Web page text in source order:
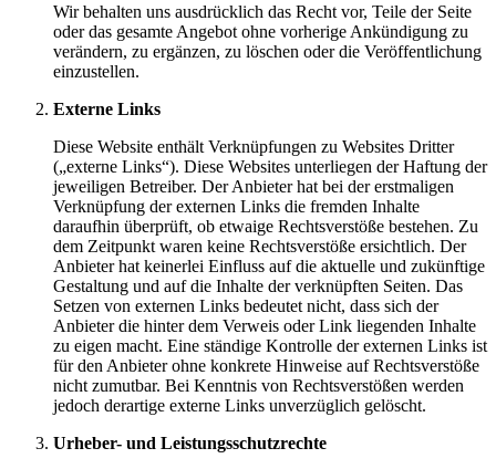
Wir behalten uns ausdrücklich das Recht vor, Teile der Seite
oder das gesamte Angebot ohne vorherige Ankündigung zu
verändern, zu ergänzen, zu löschen oder die Veröffentlichung
einzustellen.
Externe Links
Diese Website enthält Verknüpfungen zu Websites Dritter
(„externe Links“). Diese Websites unterliegen der Haftung der
jeweiligen Betreiber. Der Anbieter hat bei der erstmaligen
Verknüpfung der externen Links die fremden Inhalte
daraufhin überprüft, ob etwaige Rechtsverstöße bestehen. Zu
dem Zeitpunkt waren keine Rechtsverstöße ersichtlich. Der
Anbieter hat keinerlei Einfluss auf die aktuelle und zukünftige
Gestaltung und auf die Inhalte der verknüpften Seiten. Das
Setzen von externen Links bedeutet nicht, dass sich der
Anbieter die hinter dem Verweis oder Link liegenden Inhalte
zu eigen macht. Eine ständige Kontrolle der externen Links ist
für den Anbieter ohne konkrete Hinweise auf Rechtsverstöße
nicht zumutbar. Bei Kenntnis von Rechtsverstößen werden
jedoch derartige externe Links unverzüglich gelöscht.
Urheber- und Leistungsschutzrechte